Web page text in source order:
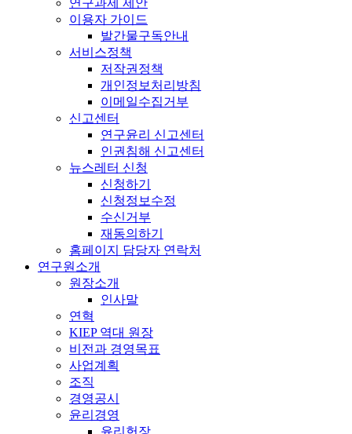
이용자 가이드
발간물구독안내
서비스정책
저작권정책
개인정보처리방침
이메일수집거부
신고센터
연구윤리 신고센터
인권침해 신고센터
뉴스레터 신청
신청하기
신청정보수정
수신거부
재동의하기
홈페이지 담당자 연락처
연구원소개
원장소개
인사말
연혁
KIEP 역대 원장
비전과 경영목표
사업계획
조직
경영공시
윤리경영
윤리헌장